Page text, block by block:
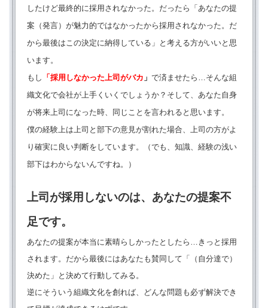
したけど最終的に採用されなかった。だったら「あなたの提
案（発言）が魅力的ではなかったから採用されなかった。だ
から最後はこの決定に納得している」と考える方がいいと思
います。
もし 「採用しなかった上司がバカ 」 で済ませたら…そんな組
織文化で会社が上手くいくでしょうか？そして、あなた自身
が将来上司になった時、同じことを言われると思います。
僕の経験上は上司と部下の意見が割れた場合、上司の方がよ
り確実に良い判断をしています。（でも、知識、経験の浅い
部下はわからないんですね。）
上司が採用しないのは、あなたの提案不
足です。
あなたの提案が本当に素晴らしかったとしたら…きっと採用
されます。だから最後にはあなたも賛同して「（自分達で）
決めた」と決めて行動してみる。
逆にそういう組織文化を創れば、どんな問題も必ず解決でき